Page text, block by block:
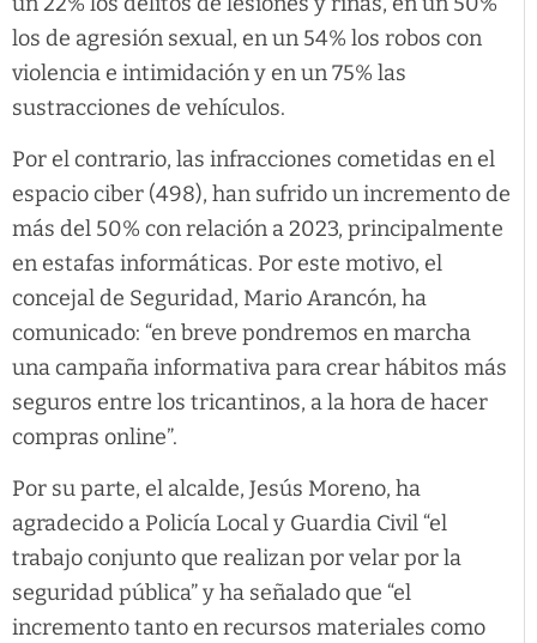
los de agresión sexual, en un 54% los robos con
violencia e intimidación y en un 75% las
sustracciones de vehículos.
Por el contrario, las infracciones cometidas en el
espacio ciber (498), han sufrido un incremento de
más del 50% con relación a 2023, principalmente
en estafas informáticas. Por este motivo, el
concejal de Seguridad, Mario Arancón, ha
comunicado: “en breve pondremos en marcha
una campaña informativa para crear hábitos más
seguros entre los tricantinos, a la hora de hacer
compras online”.
Por su parte, el alcalde, Jesús Moreno, ha
agradecido a Policía Local y Guardia Civil “el
trabajo conjunto que realizan por velar por la
seguridad pública” y ha señalado que “el
incremento tanto en recursos materiales como